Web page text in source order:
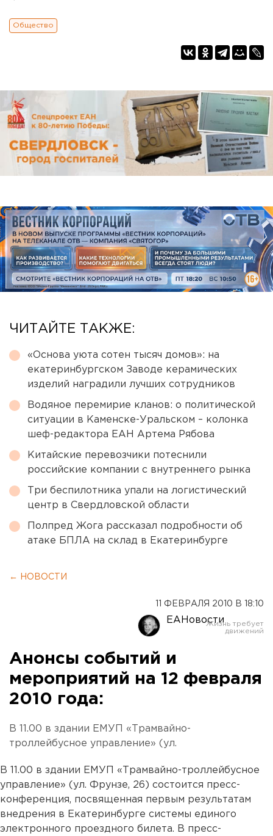
Общество
ЧИТАЙТЕ ТАКЖЕ:
«Основа уюта сотен тысяч домов»: на
екатеринбургском Заводе керамических
изделий наградили лучших сотрудников
Водяное перемирие кланов: о политической
ситуации в Каменске-Уральском – колонка
шеф-редактора ЕАН Артема Рябова
Китайские перевозчики потеснили
российские компании с внутреннего рынка
Три беспилотника упали на логистический
центр в Свердловской области
Полпред Жога рассказал подробности об
атаке БПЛА на склад в Екатеринбурге
← НОВОСТИ
11 ФЕВРАЛЯ 2010 В 18:10
ЕАНовости
Анонсы событий и
мероприятий на 12 февраля
2010 года:
В 11.00 в здании ЕМУП «Трамвайно-
троллейбусное управление» (ул.
В 11.00 в здании ЕМУП «Трамвайно-троллейбусное
управление» (ул. Фрунзе, 26) состоится пресс-
конференция, посвященная первым результатам
внедрения в Екатеринбурге системы единого
электронного проездного билета. В пресс-